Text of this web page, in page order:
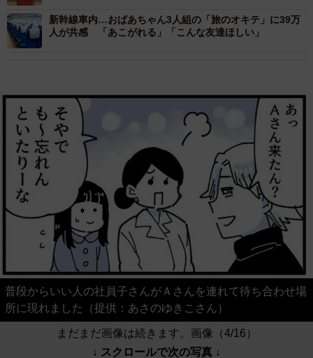
新幹線車内…おばあちゃん3人組の「旅のオキテ」に39万
人が共感 「あこがれる」「こんな友達ほしい」
普段からいい人の社員子さんがＡさんを連れて待ち合わせ場
所に現れました（提供：あさのゆきこさん）
まだまだ画像は続きます。画像（4/16）
↓ スクロールで次の写真 ↓